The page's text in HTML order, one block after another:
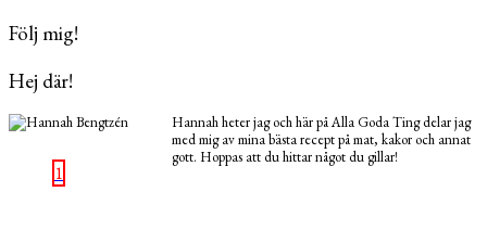
1
Följ mig!
Hej där!
Hannah heter jag och här på Alla Goda Ting delar jag
med mig av mina bästa recept på mat, kakor och annat
gott. Hoppas att du hittar något du gillar!